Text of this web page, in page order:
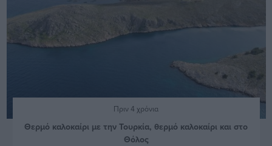
Πριν 4 χρόνια
Θερμό καλοκαίρι με την Τουρκία, θερμό καλοκαίρι και στο
Θόλος